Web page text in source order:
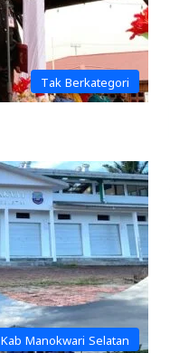
Tak Berkategori
Kab Manokwari Selatan